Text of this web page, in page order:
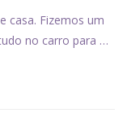
casa. Fizemos um
no carro para …